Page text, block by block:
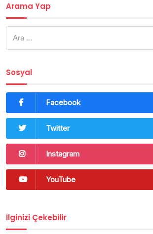
Arama Yap
Sosyal
Facebook
Twitter
Instagram
YouTube
İlginizi Çekebilir